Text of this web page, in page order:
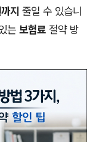
지 줄일 수 있습니
는 보험료 절약 방